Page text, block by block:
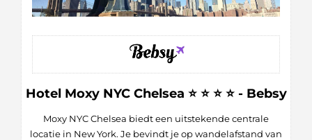
Hotel Moxy NYC Chelsea ⭐ ⭐ ⭐ ⭐ - Bebsy
Moxy NYC Chelsea biedt een uitstekende centrale
locatie in New York. Je bevindt je op wandelafstand van